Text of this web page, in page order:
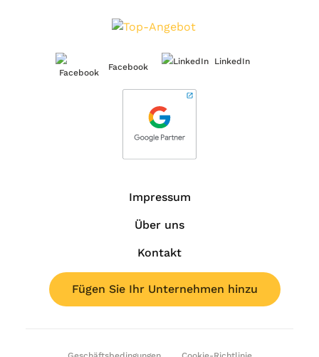
Facebook
LinkedIn
Impressum
Über uns
Kontakt
Fügen Sie Ihr Unternehmen hinzu